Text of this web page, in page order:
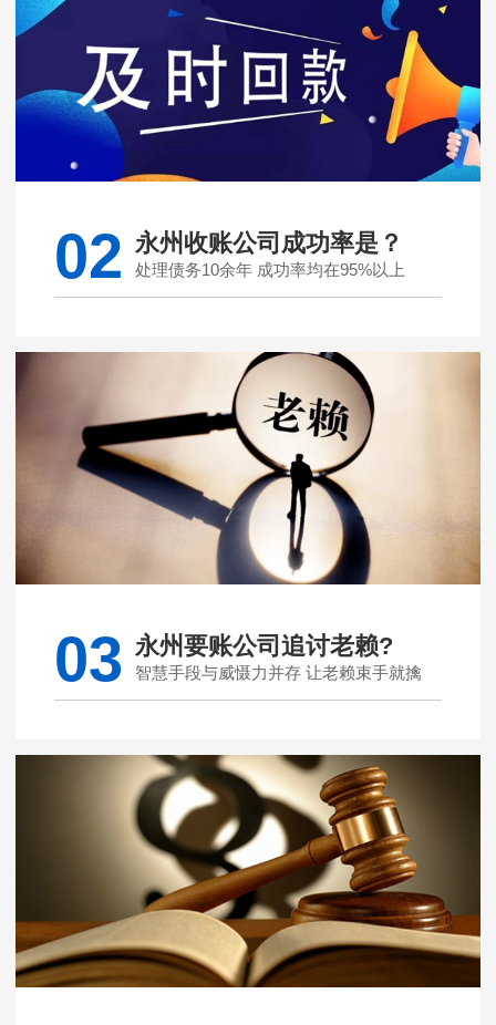
02 永州收账公司成功率是？
处理债务10余年 成功率均在95%以上
03 永州要账公司追讨老赖?
智慧手段与威慑力并存 让老赖束手就擒